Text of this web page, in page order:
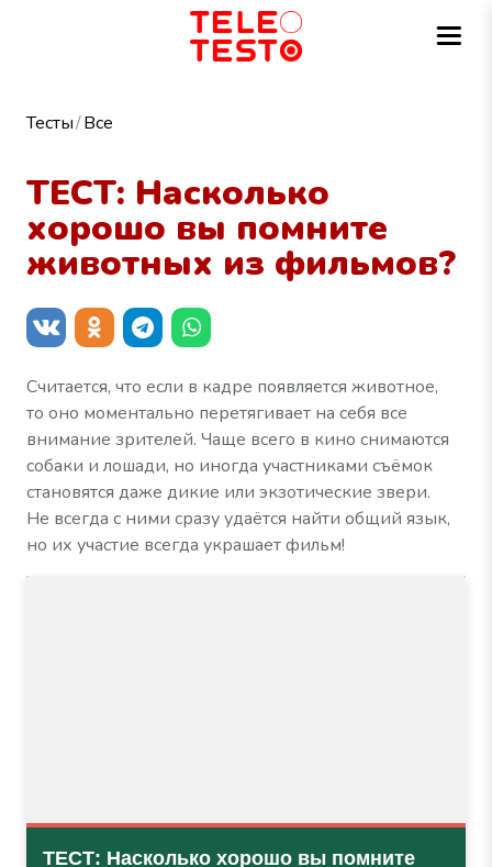
Тесты Все
ТЕСТ: Насколько
хорошо вы помните
животных из фильмов?
Считается, что если в кадре появляется животное,
то оно моментально перетягивает на себя все
внимание зрителей. Чаще всего в кино снимаются
собаки и лошади, но иногда участниками съёмок
становятся даже дикие или экзотические звери.
Не всегда с ними сразу удаётся найти общий язык,
но их участие всегда украшает фильм!